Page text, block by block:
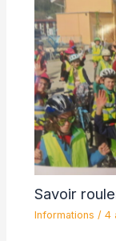
Savoir
Informations / 4